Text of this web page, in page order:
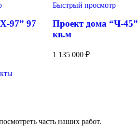
97” 97
Быстрый просмотр
Проект дома “Ч-
кв.м
1 135 000 ₽
часть наших работ.